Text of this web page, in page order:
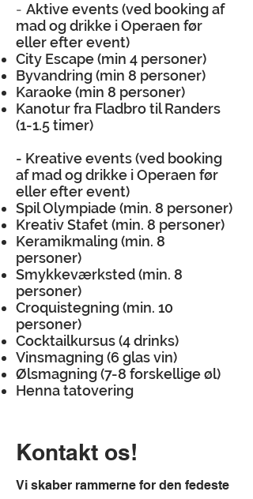
- Aktive events (ved booking af
mad og drikke i Operaen før
eller efter event)
City Escape (min 4 personer)
Byvandring (min 8 personer)
Karaoke (min 8 personer)
Kanotur fra Fladbro til Randers
(1-1.5 timer)
- Kreative events (ved booking
af mad og drikke i Operaen før
eller efter event)
Spil Olympiade (min. 8 personer)
Kreativ Stafet (min. 8 personer)
Keramikmaling (min. 8
personer)
Smykkeværksted (min. 8
personer)
Croquistegning (min. 10
personer)
Cocktailkursus (4 drinks)
Vinsmagning (6 glas vin)
Ølsmagning (7-8 forskellige øl)
Henna tatovering
Kontakt os!
Vi skaber rammerne for den fedeste